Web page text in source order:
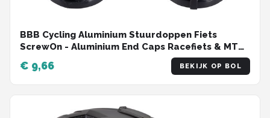
BBB Cycling Aluminium Stuurdoppen Fiets
ScrewOn - Aluminium End Caps Racefiets & MTB
- Voor ⌀ 18 - 22mm Sturen - 2 stuks - Zwart -
BHT-97
€ 9,66 BEKIJK OP BOL